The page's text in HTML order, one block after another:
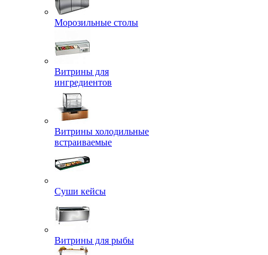
Морозильные столы
Витрины для
ингредиентов
Витрины холодильные
встраиваемые
Суши кейсы
Витрины для рыбы